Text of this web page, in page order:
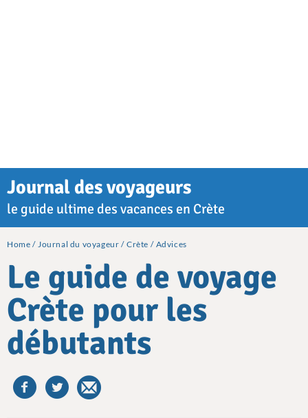
Journal des voyageurs
le guide ultime des vacances en Crète
Home Journal du voyageur Crète Advices
Le guide de voyage
Crète pour les
débutants